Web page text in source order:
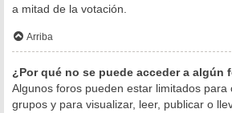
a mitad de la votación.
Arriba
¿Por qué no se puede acceder a algún
Algunos foros pueden estar limitados para
grupos y para visualizar, leer, publicar o